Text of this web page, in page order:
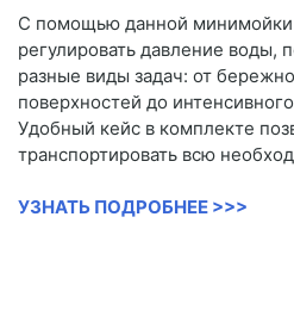
С помощью данной
регулировать давление воды,
разные виды задач: от
поверхностей до
Удобный кейс в комплекте
транспортировать всю
УЗНАТЬ ПОДРОБНЕЕ >>>